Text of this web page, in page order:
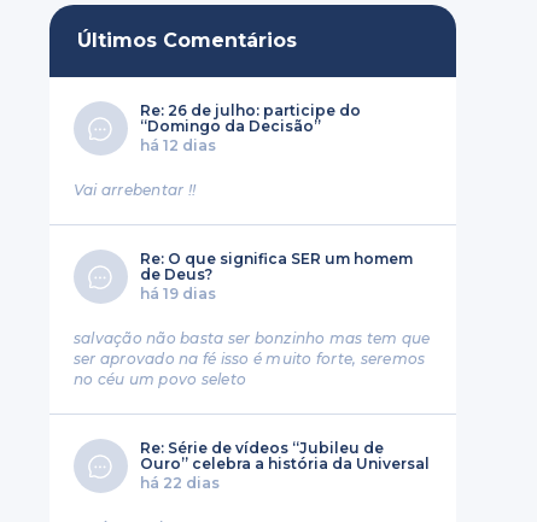
Últimos Comentários
Re: 26 de julho: participe do
“Domingo da Decisão”
há 12 dias
Vai arrebentar !!
Re: O que significa SER um homem
de Deus?
há 19 dias
salvação não basta ser bonzinho mas tem que
ser aprovado na fé isso é muito forte, seremos
no céu um povo seleto
Re: Série de vídeos “Jubileu de
Ouro” celebra a história da Universal
há 22 dias